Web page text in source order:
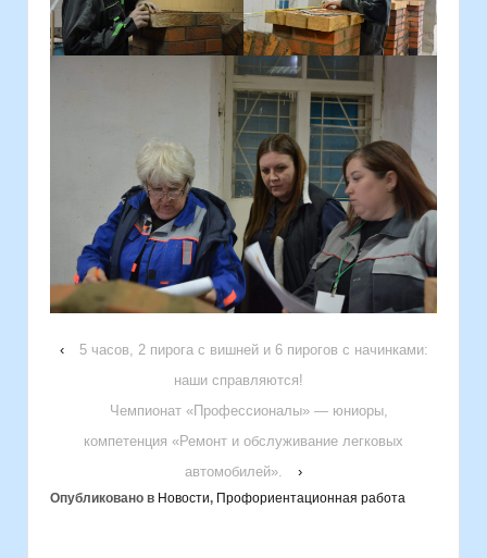
‹
5 часов, 2 пирога с вишней и 6 пирогов с начинками:
наши справляются!
Чемпионат «Профессионалы» — юниоры,
компетенция «Ремонт и обслуживание легковых
автомобилей».
›
Опубликовано в Новости, Профориентационная работа